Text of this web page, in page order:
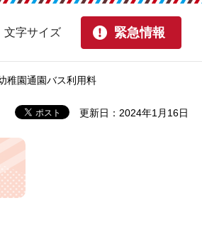
文字サイズ 緊急情報
稚園通園バス利用料
更新日：2024年1月16日